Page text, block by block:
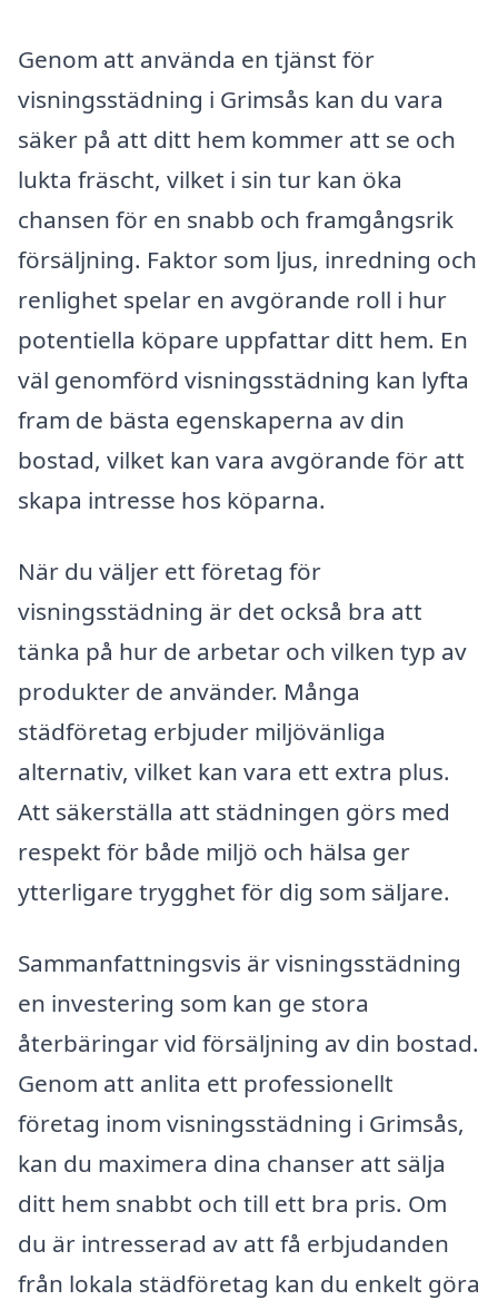
Genom att använda en tjänst för
visningsstädning i Grimsås kan du vara
säker på att ditt hem kommer att se och
lukta fräscht, vilket i sin tur kan öka
chansen för en snabb och framgångsrik
försäljning. Faktor som ljus, inredning och
renlighet spelar en avgörande roll i hur
potentiella köpare uppfattar ditt hem. En
väl genomförd visningsstädning kan lyfta
fram de bästa egenskaperna av din
bostad, vilket kan vara avgörande för att
skapa intresse hos köparna.
När du väljer ett företag för
visningsstädning är det också bra att
tänka på hur de arbetar och vilken typ av
produkter de använder. Många
städföretag erbjuder miljövänliga
alternativ, vilket kan vara ett extra plus.
Att säkerställa att städningen görs med
respekt för både miljö och hälsa ger
ytterligare trygghet för dig som säljare.
Sammanfattningsvis är visningsstädning
en investering som kan ge stora
återbäringar vid försäljning av din bostad.
Genom att anlita ett professionellt
företag inom visningsstädning i Grimsås,
kan du maximera dina chanser att sälja
ditt hem snabbt och till ett bra pris. Om
du är intresserad av att få erbjudanden
från lokala städföretag kan du enkelt göra